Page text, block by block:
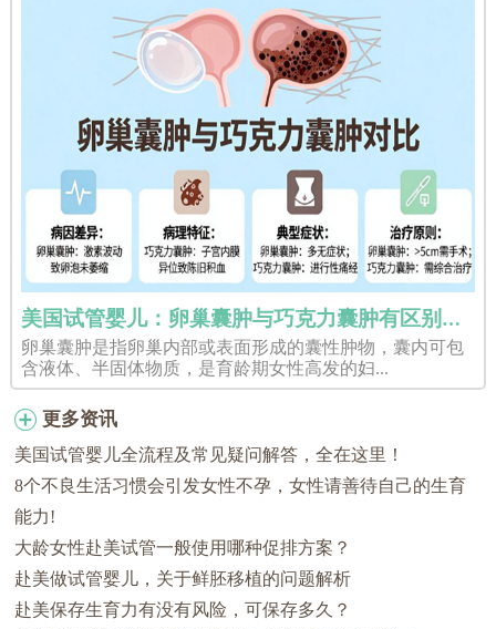
美国试管婴儿：卵巢囊肿与巧克力囊肿有区别吗？
卵巢囊肿是指卵巢内部或表面形成的囊性肿物，囊内可包
含液体、半固体物质，是育龄期女性高发的妇...
更多资讯
美国试管婴儿全流程及常见疑问解答，全在这里！
8个不良生活习惯会引发女性不孕，女性请善待自己的生育
能力!
大龄女性赴美试管一般使用哪种促排方案？
赴美做试管婴儿，关于鲜胚移植的问题解析
赴美保存生育力有没有风险，可保存多久？